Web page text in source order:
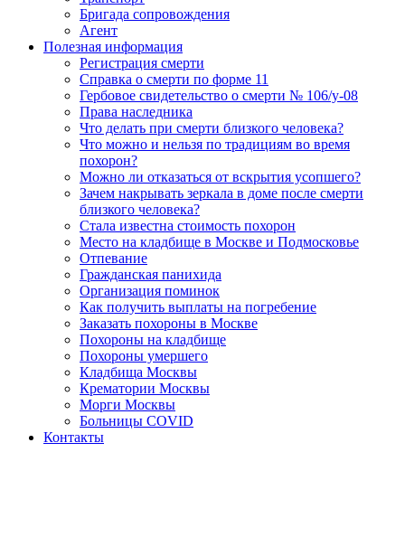
Бригада сопровождения
Агент
Полезная информация
Регистрация смерти
Справка о смерти по форме 11
Гербовое свидетельство о смерти № 106/у-08
Права наследника
Что делать при смерти близкого человека?
Что можно и нельзя по традициям во время
похорон?
Можно ли отказаться от вскрытия усопшего?
Зачем накрывать зеркала в доме после смерти
близкого человека?
Стала известна стоимость похорон
Место на кладбище в Москве и Подмосковье
Отпевание
Гражданская панихида
Организация поминок
Как получить выплаты на погребение
Заказать похороны в Москве
Похороны на кладбище
Похороны умершего
Кладбища Москвы
Крематории Москвы
Морги Москвы
Больницы COVID
Контакты